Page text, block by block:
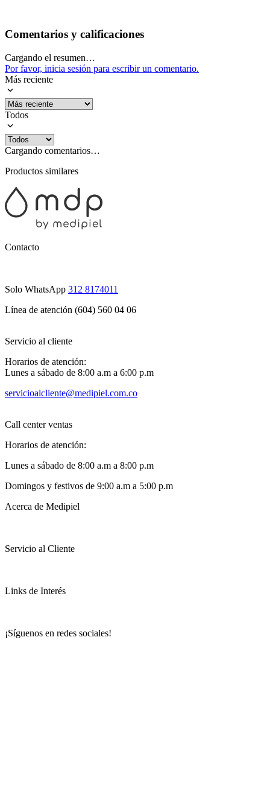
Comentarios y calificaciones
Cargando el resumen…
Por favor, inicia sesión para escribir un comentario.
Más reciente
Todos
Cargando comentarios…
Productos similares
Contacto
Solo WhatsApp 312 8174011
Línea de atención (604) 560 04 06
Servicio al cliente
Horarios de atención:
Lunes a sábado de 8:00 a.m a 6:00 p.m
servicioalcliente@medipiel.com.co
Call center ventas
Horarios de atención:
Lunes a sábado de 8:00 a.m a 8:00 p.m
Domingos y festivos de 9:00 a.m a 5:00 p.m
Acerca de Medipiel
Servicio al Cliente
Links de Interés
¡Síguenos en redes sociales!